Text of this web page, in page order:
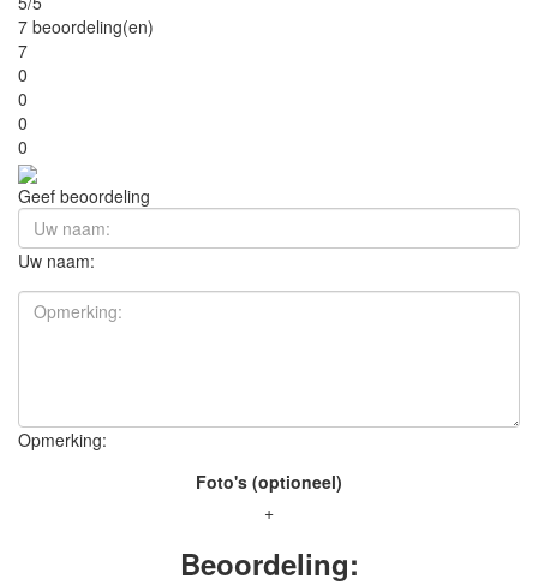
7 beoordeling(en)
7
0
0
0
0
Geef beoordeling
Uw naam:
Opmerking:
Foto's (optioneel)
+
Beoordeling: